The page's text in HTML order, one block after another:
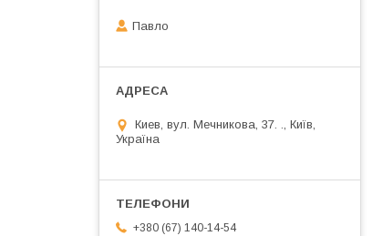
Павло
Киев, вул. Мечникова, 37. ., Київ,
Україна
+380 (67) 140-14-54